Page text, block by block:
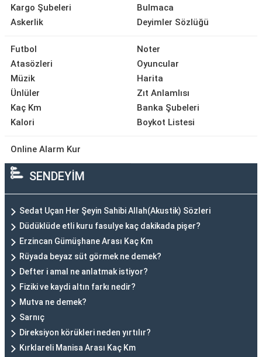
Kargo Şubeleri
Askerlik
Bulmaca
Deyimler Sözlüğü
Futbol
Atasözleri
Müzik
Ünlüler
Kaç Km
Kalori
Noter
Oyuncular
Harita
Zıt Anlamlısı
Banka Şubeleri
Boykot Listesi
Online Alarm Kur
SENDEYİM
Sedat Uçan Her Şeyin Sahibi Allah(Akustik) Sözleri
Düdüklüde etli kuru fasulye kaç dakikada pişer?
Erzincan Gümüşhane Arası Kaç Km
Rüyada beyaz süt görmek ne demek?
Defter i amal ne anlatmak istiyor?
Fiziki ve kaydi altın farkı nedir?
Mutva ne demek?
Sarnıç
Direksiyon körükleri neden yırtılır?
Kırklareli Manisa Arası Kaç Km